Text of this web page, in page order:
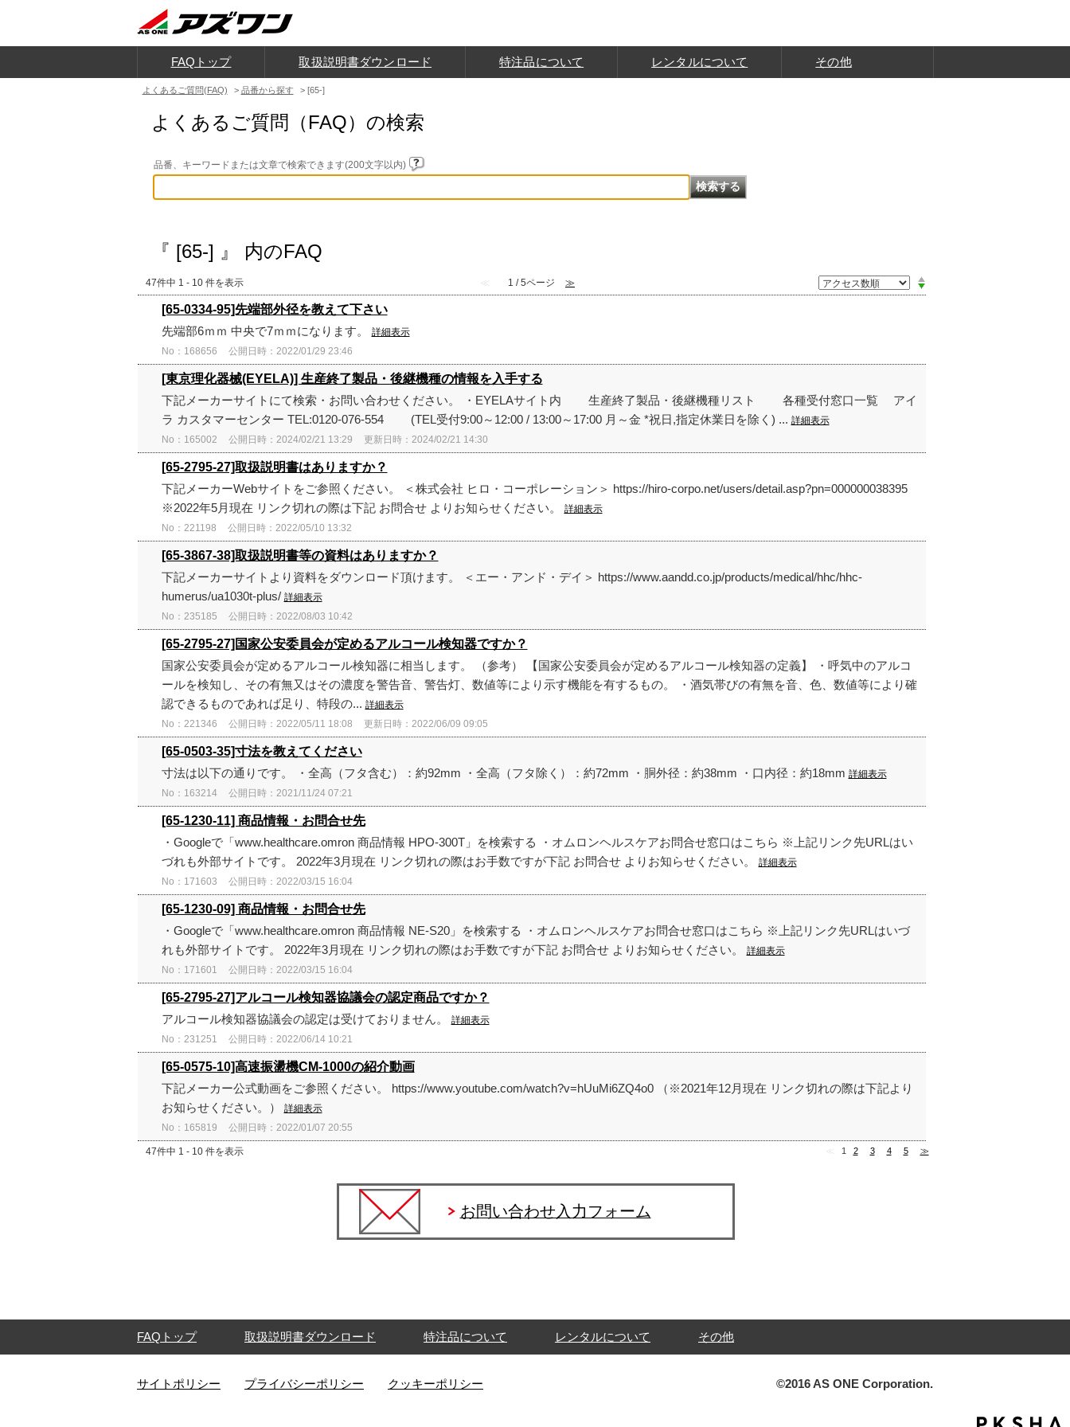
よくあるご質問(FAQ) > 品番から探す > [65-]
よくあるご質問（FAQ）の検索
品番、キーワードまたは文章で検索できます(200文字以内)
『 [65-] 』 内のFAQ
47件中 1 - 10 件を表示 ≪ 1 / 5ページ ≫
[65-0334-95]先端部外径を教えて下さい
先端部6ｍｍ 中央で7ｍｍになります。
詳細表示
No：168656
公開日時：2022/01/29 23:46
[東京理化器械(EYELA)] 生産終了製品・後継機種の情報を入手する
下記メーカーサイトにて検索・お問い合わせください。 ・EYELAサイト内 生産終了製品・後継機種リスト 各種受付窓口一覧 アイ
ラ カスタマーセンター TEL:0120-076-554 (TEL受付9:00～12:00 / 13:00～17:00 月～金 *祝日,指定休業日を除く) ... 詳細表示
No：165002
公開日時：2024/02/21 13:29 更新日時：2024/02/21 14:30
[65-2795-27]取扱説明書はありますか？
下記メーカーWebサイトをご参照ください。 ＜株式会社 ヒロ・コーポレーション＞ https://hiro-corpo.net/users/detail.asp?pn=000000038395
※2022年5月現在 リンク切れの際は下記 お問合せ よりお知らせください。
詳細表示
No：221198
公開日時：2022/05/10 13:32
[65-3867-38]取扱説明書等の資料はありますか？
下記メーカーサイトより資料をダウンロード頂けます。 ＜エー・アンド・デイ＞ https://www.aandd.co.jp/products/medical/hhc/hhc-
humerus/ua1030t-plus/ 詳細表示
No：235185
公開日時：2022/08/03 10:42
[65-2795-27]国家公安委員会が定めるアルコール検知器ですか？
国家公安委員会が定めるアルコール検知器に相当します。 （参考） 【国家公安委員会が定めるアルコール検知器の定義】 ・呼気中のアルコ
ールを検知し、その有無又はその濃度を警告音、警告灯、数値等により示す機能を有するもの。 ・酒気帯びの有無を音、色、数値等により確
認できるものであれば足り、特段の... 詳細表示
No：221346
公開日時：2022/05/11 18:08 更新日時：2022/06/09 09:05
[65-0503-35]寸法を教えてください
寸法は以下の通りです。 ・全高（フタ含む）：約92mm ・全高（フタ除く）：約72mm ・胴外径：約38mm ・口内径：約18mm 詳細表示
No：163214
公開日時：2021/11/24 07:21
[65-1230-11] 商品情報・お問合せ先
・Googleで「www.healthcare.omron 商品情報 HPO-300T」を検索する ・オムロンヘルスケアお問合せ窓口はこちら ※上記リンク先URLはい
づれも外部サイトです。 2022年3月現在 リンク切れの際はお手数ですが下記 お問合せ よりお知らせください。
詳細表示
No：171603
公開日時：2022/03/15 16:04
[65-1230-09] 商品情報・お問合せ先
・Googleで「www.healthcare.omron 商品情報 NE-S20」を検索する ・オムロンヘルスケアお問合せ窓口はこちら ※上記リンク先URLはいづ
れも外部サイトです。 2022年3月現在 リンク切れの際はお手数ですが下記 お問合せ よりお知らせください。
詳細表示
No：171601
公開日時：2022/03/15 16:04
[65-2795-27]アルコール検知器協議会の認定商品ですか？
アルコール検知器協議会の認定は受けておりません。
詳細表示
No：231251
公開日時：2022/06/14 10:21
[65-0575-10]高速振盪機CM-1000の紹介動画
下記メーカー公式動画をご参照ください。 https://www.youtube.com/watch?v=hUuMi6ZQ4o0 （※2021年12月現在 リンク切れの際は下記より
お知らせください。）
詳細表示
No：165819
公開日時：2022/01/07 20:55
47件中 1 - 10 件を表示 1 2 3 4 5 ≫
お問い合わせ入力フォーム
FAQトップ 取扱説明書ダウンロード 特注品について レンタルについて その他
FAQトップ 取扱説明書ダウンロード 特注品について レンタルについて その他
サイトポリシー プライバシーポリシー クッキーポリシー ©2016 AS ONE Corporation.